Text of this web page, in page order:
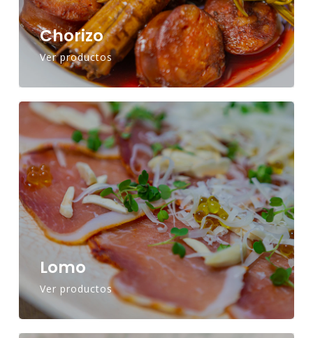
Chorizo
Ver productos
Lomo
Ver productos